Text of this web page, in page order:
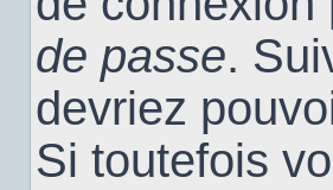
de passe.
devriez
Si toutefois